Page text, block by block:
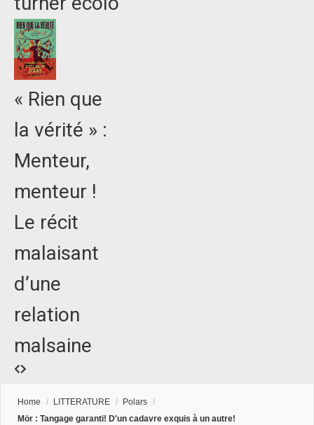
« Rien que
la vérité » :
Menteur,
menteur !
Le récit
malaisant
d’une
relation
malsaine
Home / LITTERATURE / Polars /
Mör : Tangage garanti! D'un cadavre exquis à un autre!